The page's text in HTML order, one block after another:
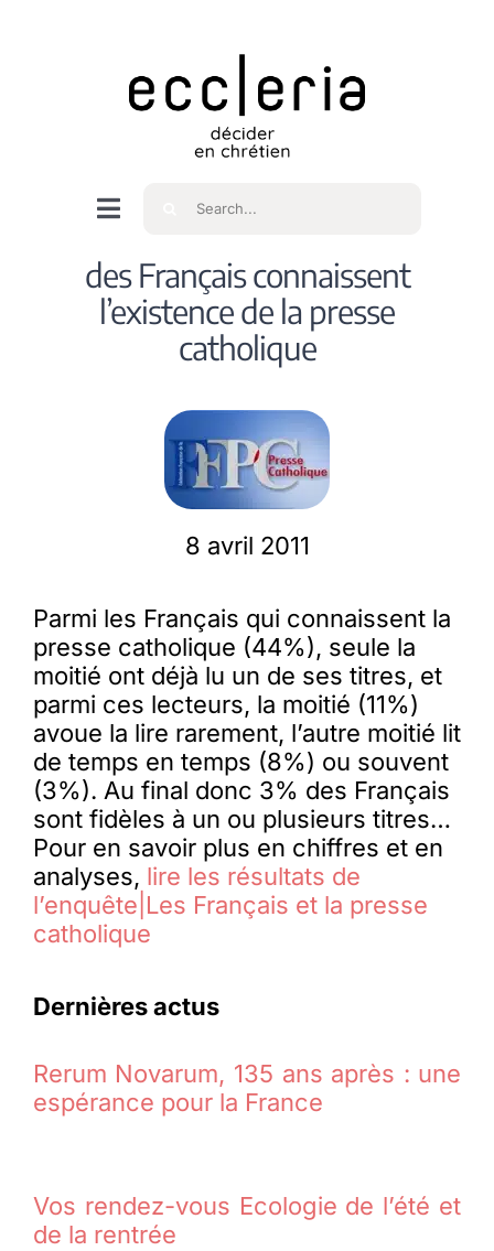
Navigation
à
bascule
Accueil
Qui sommes nous ?
Spiritualité
L’actu
Nous soutenir
La revue Responsables
Rechercher
des Français connaissent
l’existence de la presse
catholique
8 avril 2011
Parmi les Français qui connaissent la
presse catholique (44%), seule la
moitié ont déjà lu un de ses titres, et
parmi ces lecteurs, la moitié (11%)
avoue la lire rarement, l’autre moitié lit
de temps en temps (8%) ou souvent
(3%). Au final donc 3% des Français
sont fidèles à un ou plusieurs titres…
Pour en savoir plus en chiffres et en
analyses, lire les résultats de
l’enquête|Les Français et la presse
catholique
Dernières actus
Rerum Novarum, 135 ans après : une
espérance pour la France
Vos rendez-vous Ecologie de l’été et
de la rentrée